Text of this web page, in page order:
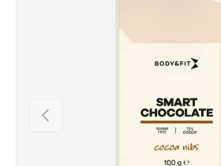
Vorige